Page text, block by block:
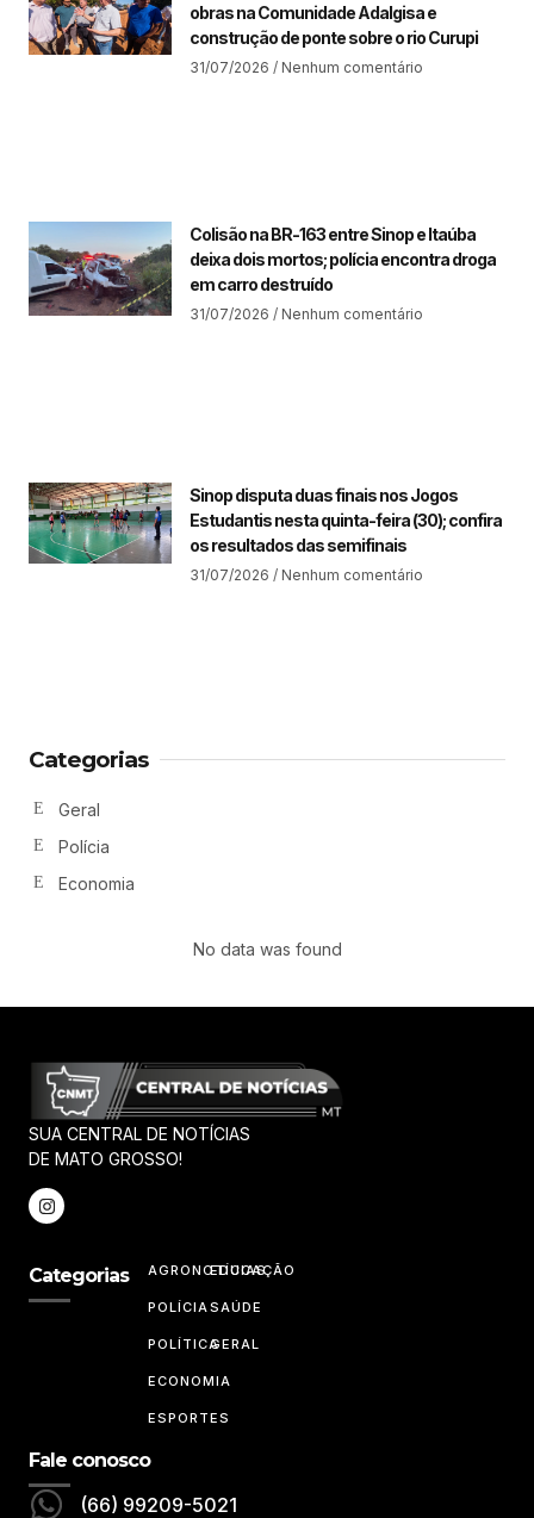
obras na Comunidade Adalgisa e
construção de ponte sobre o rio Curupi
31/07/2026 Nenhum comentário
Colisão na BR-163 entre Sinop e Itaúba
deixa dois mortos; polícia encontra droga
em carro destruído
31/07/2026 Nenhum comentário
Sinop disputa duas finais nos Jogos
Estudantis nesta quinta-feira (30); confira
os resultados das semifinais
31/07/2026 Nenhum comentário
Categorias
Geral
Polícia
Economia
No data was found
SUA CENTRAL DE NOTÍCIAS
DE MATO GROSSO!
Categorias AGRONOTÍCIAS
POLÍCIA
POLÍTICA
ECONOMIA
ESPORTES
EDUCAÇÃO
SAÚDE
GERAL
Fale conosco
(66) 99209-5021